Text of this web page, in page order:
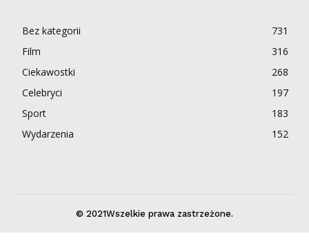
Bez kategorii
731
Film
316
Ciekawostki
268
Celebryci
197
Sport
183
Wydarzenia
152
© 2021Wszelkie prawa zastrzeżone.